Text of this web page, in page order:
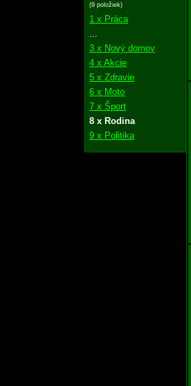
(9 položiek)
1 x Práca
3 x Nový domov
4 x Akcie
5 x Zdravie
6 x Moto
7 x Šport
8 x Rodina
9 x Politika